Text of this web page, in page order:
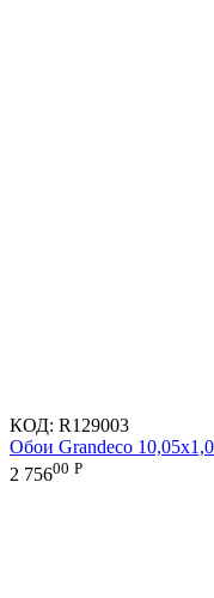
КОД: R129003
Обои Grandeco
2 75600 Р